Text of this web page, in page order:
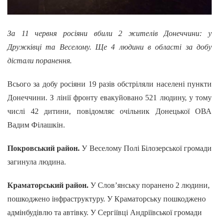
За 11 червня росіяни вбили 2 жителів Донеччини: у
Дружківці та Веселому. Ще 4 людини в області за добу
дістали поранення.
Всього за добу росіяни 19 разів обстріляли населені пункти
Донеччини. З лінії фронту евакуйовано 521 людину, у тому
числі 42 дитини, повідомляє очільник Донецької ОВА
Вадим Філашкін.
Покровський район. У Веселому Полі Білозерської громади
загинула людина.
Краматорський район. У Слов’янську поранено 2 людини,
пошкоджено інфраструктуру. У Краматорську пошкоджено
адмінбудівлю та автівку. У Сергіївці Андріївської громади